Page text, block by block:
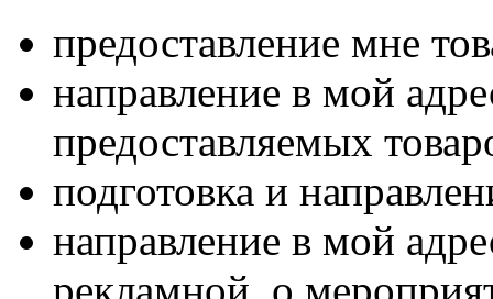
предоставление мне
направление в мой
предоставляемых
подготовка и
направление в мой
рекламной, о